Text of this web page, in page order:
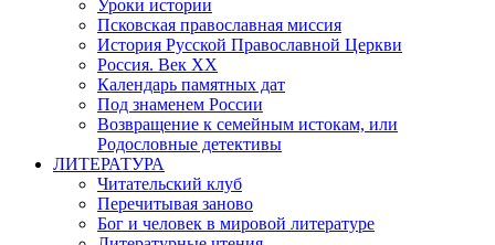
Уроки истории
Псковская православная миссия
История Русской Православной Церкви
Россия. Век ХХ
Календарь памятных дат
Под знаменем России
Возвращение к семейным истокам, или
Родословные детективы
ЛИТЕРАТУРА
Читательский клуб
Перечитывая заново
Бог и человек в мировой литературе